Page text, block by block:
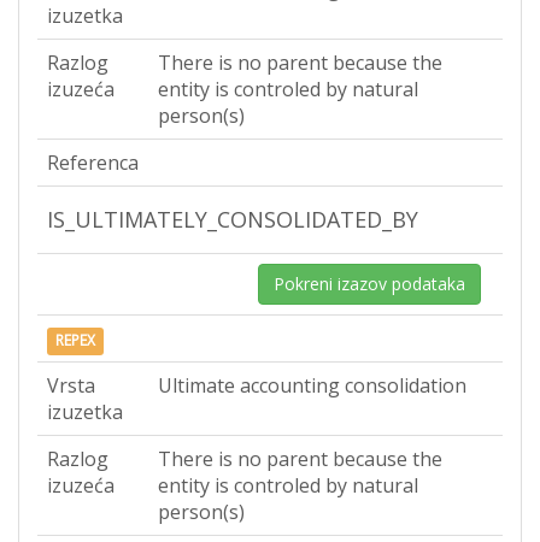
izuzetka
Razlog
izuzeća
There is no parent because the
entity is controled by natural
person(s)
Referenca
IS_ULTIMATELY_CONSOLIDATED_BY
Pokreni izazov podataka
REPEX
Vrsta
izuzetka
Ultimate accounting consolidation
Razlog
izuzeća
There is no parent because the
entity is controled by natural
person(s)